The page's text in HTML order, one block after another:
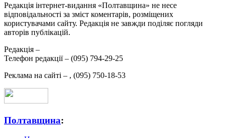
Редакція інтернет-видання «Полтавщина» не несе
відповідальності за зміст коментарів, розміщених
користувачами сайту. Редакція не завжди поділяє погляди
авторів публікацій.
Редакція –
Телефон редакції – (095) 794-29-25
Реклама на сайті – , (095) 750-18-53
Полтавщина: